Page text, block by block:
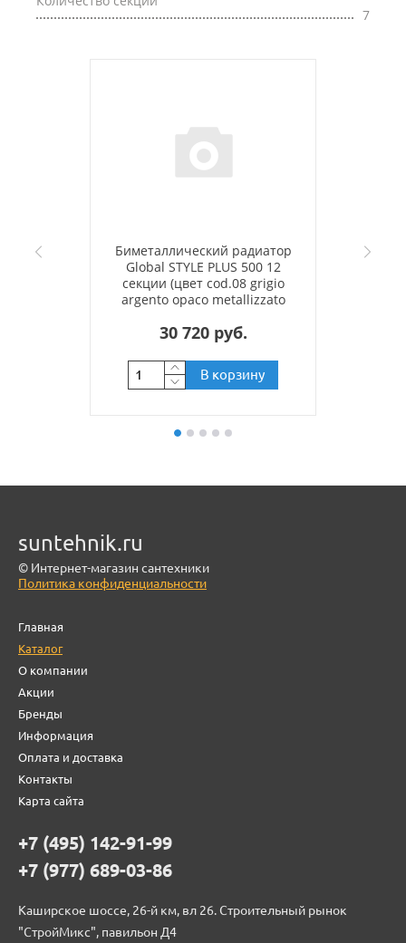
7
Биметаллический радиатор
Global STYLE PLUS 500 12
секции (цвет cod.08 grigio
argento opaco metallizzato
30 720 руб.
В корзину
suntehnik.ru
© Интернет-магазин сантехники
Политика конфиденциальности
Главная
Каталог
О компании
Акции
Бренды
Информация
Оплата и доставка
Контакты
Карта сайта
+7 (495) 142-91-99
+7 (977) 689-03-86
Каширское шоссе, 26-й км, вл 26. Строительный рынок
"СтройМикс", павильон Д4